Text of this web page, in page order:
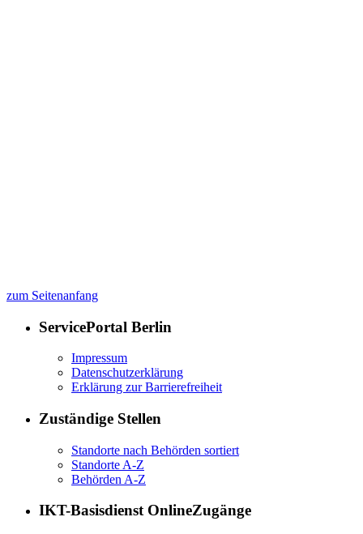
zum Seitenanfang
ServicePortal Berlin
Impressum
Datenschutzerklärung
Erklärung zur Barrierefreiheit
Zuständige Stellen
Standorte nach Behörden sortiert
Standorte A-Z
Behörden A-Z
IKT-Basisdienst OnlineZugänge